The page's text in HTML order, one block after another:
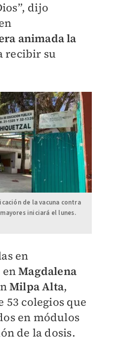
dijo
animada la
recibir su
de la vacuna contra
iniciará el lunes.
en
enMagdalena
Milpa Alta,
53 colegios que
en módulos
de la dosis.